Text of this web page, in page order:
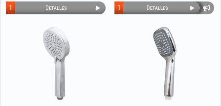
Detalles
1 Detalles
1